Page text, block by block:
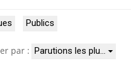
Publics
par : Parutions les plu…